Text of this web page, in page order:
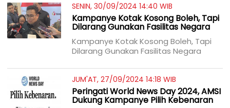
SENIN, 30/09/2024 14:40 WIB
Kampanye Kotak Kosong Boleh, Tapi
Dilarang Gunakan Fasilitas Negara
Kampanye Kotak Kosong Boleh, Tapi
Dilarang Gunakan Fasilitas Negara
JUM'AT, 27/09/2024 14:18 WIB
Peringati World News Day 2024, AMSI
Dukung Kampanye Pilih Kebenaran